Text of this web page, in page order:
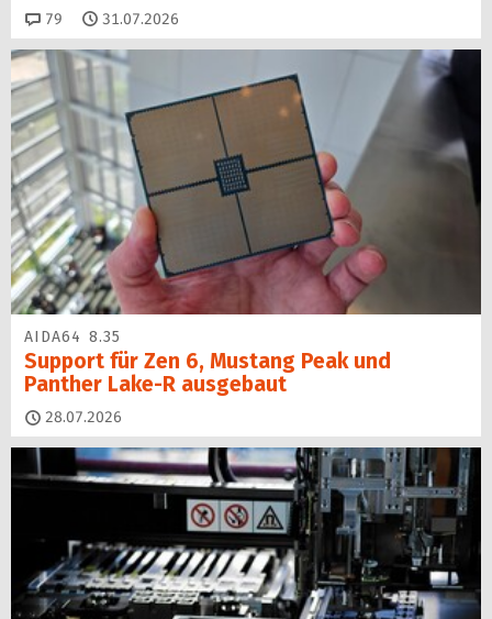
79 Kommentare
31.07.2026
AIDA64 8.35
Support für Zen 6, Mustang Peak und
Panther Lake-R ausgebaut
28.07.2026